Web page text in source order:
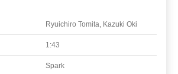
Ryuichiro Tomita, Kazuki Oki
1:43
Spark